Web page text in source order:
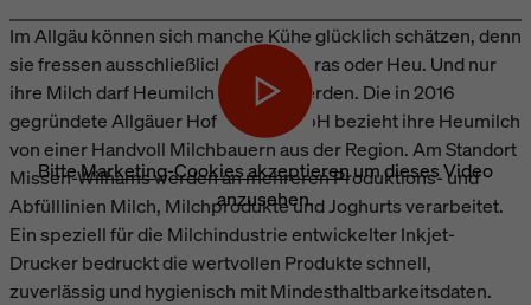
BitteMarketing-Cookies akzeptierenum dieses Video
anzusehen.
Im Allgäu können sich manche Kühe glücklich schätzen, denn
sie fressen ausschließlich frisches Gras oder Heu. Und nur
ihre Milch darf Heumilch genannt werden. Die in 2016
gegründete Allgäuer Hof-Milch GmbH bezieht ihre Heumilch
von einer Handvoll Milchbauern aus der Region. Am Standort
Missen-Wilhams werden an mehreren Produktions- und
Abfülllinien Milch, Milchprodukte und Joghurts verarbeitet.
Ein speziell für die Milchindustrie entwickelter Inkjet-
Drucker bedruckt die wertvollen Produkte schnell,
zuverlässig und hygienisch mit Mindesthaltbarkeitsdaten.